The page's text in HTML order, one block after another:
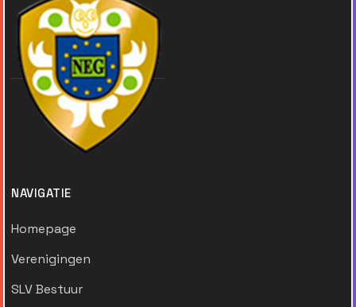
NAVIGATIE
Homepage
Verenigingen
SLV Bestuur